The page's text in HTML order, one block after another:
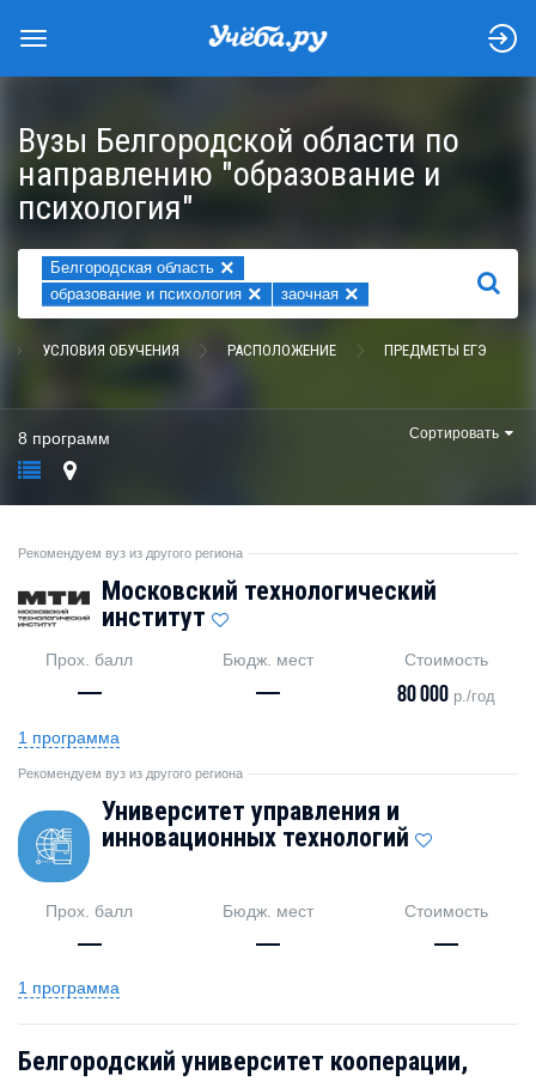
Вузы Белгородской области по
направлению "образование и
психология"
Белгородская область ×
образование и психология × заочная × НАЙТИ
УСЛОВИЯ ОБУЧЕНИЯ РАСПОЛОЖЕНИЕ ПРЕДМЕТЫ ЕГЭ
8 программ Сортировать
Рекомендуем вуз из другого региона
Московский технологический
институт
Прох. балл
—
Бюдж. мест
—
Стоимость
80 000 р./год
1 программа
Рекомендуем вуз из другого региона
Университет управления и
инновационных технологий
Прох. балл
—
Бюдж. мест
—
Стоимость
—
1 программа
Белгородский университет кооперации,